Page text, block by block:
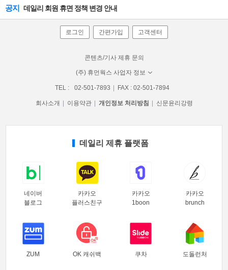
공지 데일리 회원 휴면 정책 변경 안내
로그인 간편가입 고객센터
콘텐츠/기사 제휴 문의
(주) 휴먼웍스 사업자 정보
TEL : 02-501-7893 FAX : 02-501-7894
회사소개 이용약관 개인정보 처리방침 신문윤리강령
데일리 제휴 플랫폼
네이버
블로그
카카오
플러스친구
카카오
1boon
카카오
brunch
ZUM OK 캐쉬백 쿠차 도돌런처